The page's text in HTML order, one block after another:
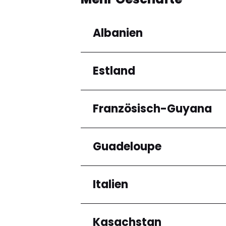
Albanien
Regionen
Qarku i Tiranës
Estland
Regionen
Harju maakond
Französisch-Guyana
Regionen
Arrondissement de
Guadeloupe
Regionen
Grande-Terre
Italien
Regionen
Kasachstan